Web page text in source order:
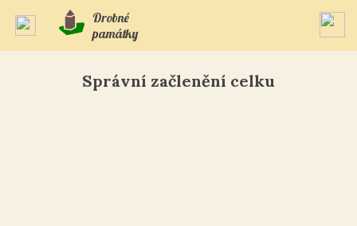
Drobné
památky
Správní začlenění celku